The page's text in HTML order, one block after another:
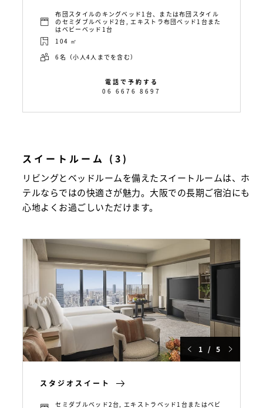
布団スタイルのキングベッド1台、または布団スタイル
のセミダブルベッド2台, エキストラ布団ベッド1台また
はベビーベッド1台
104 ㎡
6名（小人4人までを含む）
電話で予約する
06 6676 8697
スイートルーム (3)
リビングとベッドルームを備えたスイートルームは、ホ
テルならではの快適さが魅力。大阪での長期ご宿泊にも
心地よくお過ごしいただけます。
1 / 5
スタジオスイート
セミダブルベッド2台, エキストラベッド1台またはベビ